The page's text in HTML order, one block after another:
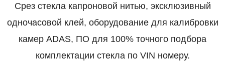
Срез стекла капроновой нитью, эксклюзивный
одночасовой клей, оборудование для калибровки
камер ADAS, ПО для 100% точного подбора
комплектации стекла по VIN номеру.